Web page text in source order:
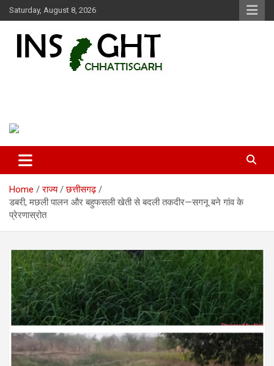
Skip
to
Saturday, August 8, 2026
Home राज्य
छत्तीसगढ़
डबरी, मछली पालन और बहुफसली खेती से बदली तकदीर—सगनू बने गांव के
प्रेरणास्रोत